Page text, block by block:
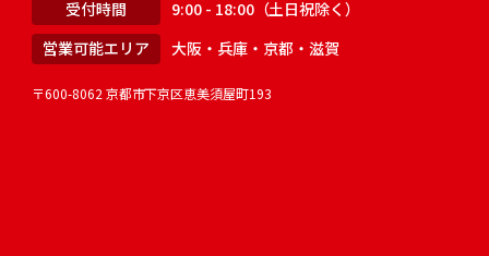
受付時間
9:00 - 18:00（土日祝除く）
営業可能エリア
大阪・兵庫・京都・滋賀
〒600-8062 京都市下京区恵美須屋町193